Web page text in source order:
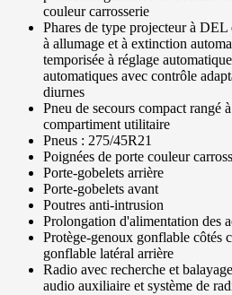
couleur carrosserie
Phares de type projecteur à
à allumage et à extinction
temporisée à réglage
automatiques avec contrôle
diurnes
Pneu de secours compact rangé
compartiment utilitaire
Pneus : 275/45R21
Poignées de porte couleur
Porte-gobelets arrière
Porte-gobelets avant
Poutres anti-intrusion
Prolongation d'alimentation des
Protège-genoux gonflable côtés
gonflable latéral arrière
Radio avec recherche et
audio auxiliaire et système de